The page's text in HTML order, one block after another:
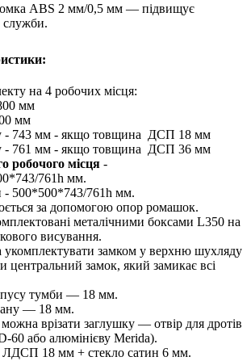
ABS 2 мм/0,5 мм — підвищує
служби.
на 4 робочих місця:
мм
мм
- 743 мм - якщо товщина ДСП 18 мм
- 761 мм - якщо товщина ДСП 36 мм
робочого місця -
761h мм.
- 500*500*743/761h мм.
за допомогою опор ромашок.
металічними боксами L350 на
висування.
замком у верхню шухляду
центральний замок, який замикає всі
тумби — 18 мм.
— 18 мм.
врізати заглушку — отвір для дротів
60 або алюмінієву Merida).
ЛДСП 18 мм + стекло сатин 6 мм.